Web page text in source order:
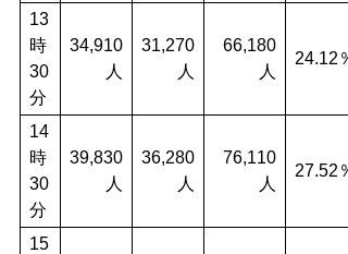
13
時
30
分
34,910
人
31,270
人
66,180
人
24.12％
14
時
30
分
39,830
人
36,280
人
76,110
人
27.52％
15